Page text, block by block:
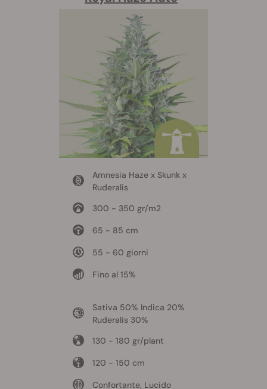
Amnesia Haze x Skunk x
Ruderalis
300 - 350 gr/m2
65 - 85 cm
55 - 60 giorni
Fino al 15%
Sativa 50% Indica 20%
Ruderalis 30%
130 - 180 gr/plant
120 - 150 cm
Confortante, Lucido